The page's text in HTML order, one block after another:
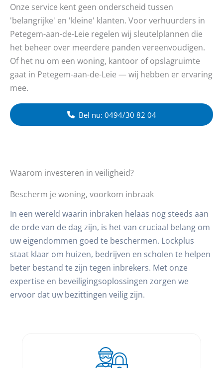
Onze service kent geen onderscheid tussen
'belangrijke' en 'kleine' klanten. Voor verhuurders in
Petegem-aan-de-Leie regelen wij sleutelplannen die
het beheer over meerdere panden vereenvoudigen.
Of het nu om een woning, kantoor of opslagruimte
gaat in Petegem-aan-de-Leie — wij hebben er ervaring
mee.
Bel nu: 0494/30 82 04
Waarom investeren in veiligheid?
Bescherm je woning, voorkom inbraak
In een wereld waarin inbraken helaas nog steeds aan
de orde van de dag zijn, is het van cruciaal belang om
uw eigendommen goed te beschermen. Lockplus
staat klaar om huizen, bedrijven en scholen te helpen
beter bestand te zijn tegen inbrekers. Met onze
expertise en beveiligingsoplossingen zorgen we
ervoor dat uw bezittingen veilig zijn.